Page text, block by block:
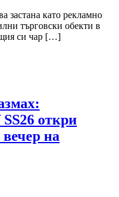
застана като рекламно
търговски обекти в
си чар […]
откри
на